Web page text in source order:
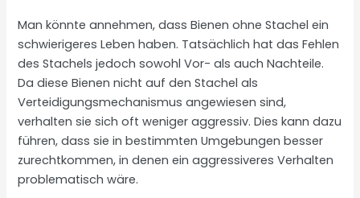
Man könnte annehmen, dass Bienen ohne Stachel ein
schwierigeres Leben haben. Tatsächlich hat das Fehlen
des Stachels jedoch sowohl Vor- als auch Nachteile.
Da diese Bienen nicht auf den Stachel als
Verteidigungsmechanismus angewiesen sind,
verhalten sie sich oft weniger aggressiv. Dies kann dazu
führen, dass sie in bestimmten Umgebungen besser
zurechtkommen, in denen ein aggressiveres Verhalten
problematisch wäre.